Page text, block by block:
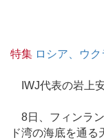
特集 ロシア、ウ
IWJ代表の岩上安
8日、フィンラ
ド湾の海底を通